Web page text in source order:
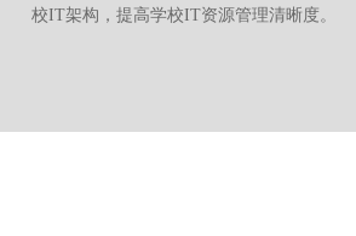
校IT架构，提高学校IT资源管理清晰度。